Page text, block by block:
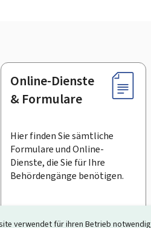
verwendet für ihren Betrieb
Online-Dienste
& Formulare
Hier finden Sie sämtliche
Formulare und Online-
Dienste, die Sie für Ihre
Behördengänge benötigen.